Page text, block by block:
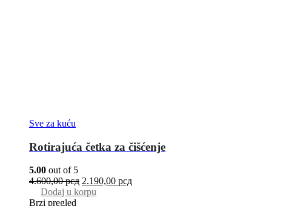
Sve za kuću
Rotirajuća četka za čišćenje
5.00 out of 5
4.600,00рсд 2.190,00 рсд
Dodaj u korpu
Brzi pregled